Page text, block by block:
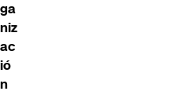
ga
niz
ac
ió
n